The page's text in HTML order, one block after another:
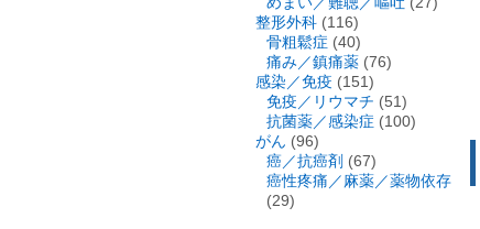
整形外科 (116)
骨粗鬆症 (40)
痛み／鎮痛薬 (76)
感染／免疫 (151)
免疫／リウマチ (51)
抗菌薬／感染症 (100)
がん (96)
癌／抗癌剤 (67)
癌性疼痛／麻薬／薬物依存
(29)